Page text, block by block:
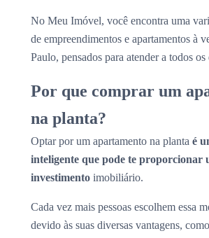
No Meu Imóvel, você encontra uma
de empreendimentos e apartamentos à
Paulo, pensados para atender a todos
Por que comprar um
na planta?
Optar por um apartamento na planta é
inteligente que pode te proporcionar
investimento imobiliário.
Cada vez mais pessoas escolhem essa
devido às suas diversas vantagens,